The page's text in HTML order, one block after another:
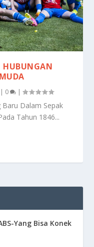
HUBUNGAN
| 0 |
Dalam Sepak
Tahun 1846...
Yang Bisa Konek